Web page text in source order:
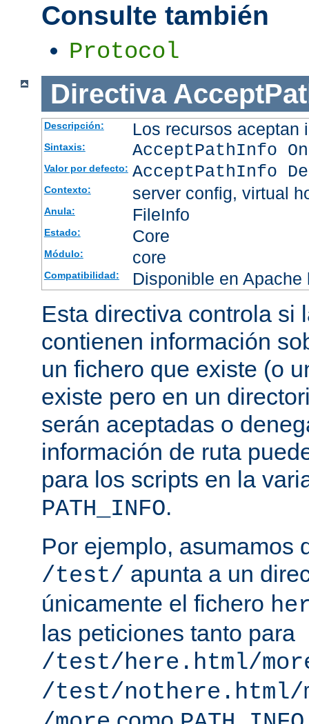
Consulte también
Protocol
Directiva
Descripción: Los recursos aceptan
Sintaxis: AcceptPathInfo
Valor por defecto: AcceptPathInfo
Contexto: server config, virtual
Anula: FileInfo
Estado: Core
Módulo: core
Compatibilidad: Disponible en
Esta directiva controla si
contienen información
un fichero que existe (o
existe pero en un
serán aceptadas o
información de ruta
para los scripts en la
PATH_INFO.
Por ejemplo, asumamos
/test/ apunta a un
únicamente el fichero
las peticiones tanto para
/test/here.html/
/test/nothere.html/